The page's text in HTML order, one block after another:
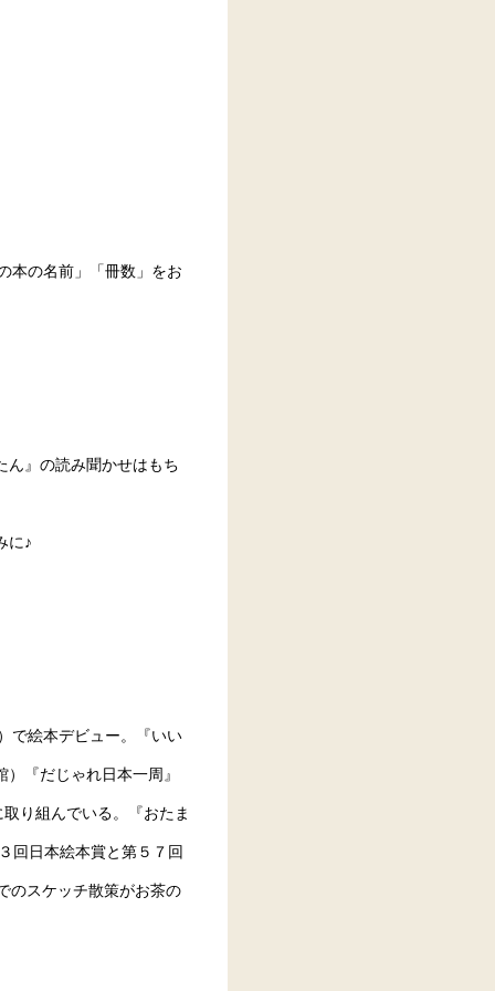
本の名前」「冊数」をお
ん』の読み聞かせはもち
に♪
で絵本デビュー。『いい
『だじゃれ日本一周』
り組んでいる。『おたま
回日本絵本賞と第５７回
のスケッチ散策がお茶の